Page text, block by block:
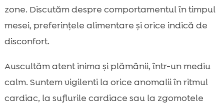
zone. Discutăm despre comportamentul în timpul
mesei, preferințele alimentare și orice indică de
disconfort.
Auscultăm atent inima și plămânii, într-un mediu
calm. Suntem vigilenti la orice anomalii în ritmul
cardiac, la suflurile cardiace sau la zgomotele